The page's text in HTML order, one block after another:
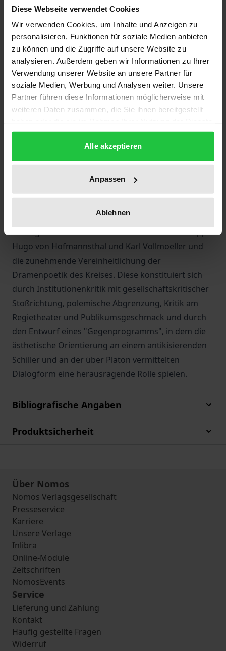
Diese Webseite verwendet Cookies
Wir verwenden Cookies, um Inhalte und Anzeigen zu
personalisieren, Funktionen für soziale Medien anbieten
zu können und die Zugriffe auf unsere Website zu
analysieren. Außerdem geben wir Informationen zu Ihrer
Verwendung unserer Website an unsere Partner für
soziale Medien, Werbung und Analysen weiter. Unsere
Partner führen diese Informationen möglicherweise mit
weiteren Daten zusammen, die Sie ihnen bereitgestellt
gesammelt haben.
Alle akzeptieren
Anpassen
Ablehnen
bringt man ihn kaum in Verbindung. Doch hat
George mit der Zeitschrift seiner "Dichterschule" (K.
Kluncker), den in zwölf Folgen von 1892 bis 1919
erschienenen "Blättern für die Kunst", ein
umfangreiches Korpus an dramentheoretischen
und dramatischen Texten vorgelegt. Die vorliegende
Studie untersucht die Dramenreform des George-
Kreises, indem sie mit dem Drama einen bislang
Blätter-Kreises erstmals systematisch-diachron
aufbereitet, interpretatorisch erschließt und
literarhistorisch kontextualisiert. Analysiert werden
Georges Stellung in der bewegten
Theaters, sein spannungsreiches Verhältnis zu den
wichtigen Dramatikern der frühen "Blätter"-Gruppe
Hugo von Hofmannsthal und Karl Vollmoeller und
die zunehmende Vereinheitlichung der
Dramenpoetik des Kreises. Diese konstituiert sich
durch Institutionenkritik mit gesellschaftskritischer
Stoßrichtung, polemische Abgrenzung, Kritik am
Regietheater und Publikumsgeschmack und durch
den Entwurf eines "Gegenprogramms", in dem die
ästhetische Orientierung an einem antikisierenden
Schiller und an der über Platon vermittelten
Dialogform eine herausragende Rolle spielen.
Bibliografische Angaben
Produktsicherheit
Über Nomos
Nomos Verlagsgesellschaft
Presseservice
Karriere
Unsere Verlage
Inlibra
Online-Module
Zeitschriften
NomosEvents
Service
Lieferung und Zahlung
Kontakt
Häufig gestellte Fragen
Widerruf